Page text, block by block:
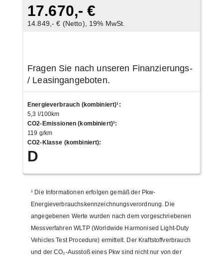
17.670,- €
14.849,- € (Netto), 19% MwSt.
Fragen Sie nach unseren Finanzierungs-
/ Leasingangeboten.
Energieverbrauch (kombiniert)¹:
5,3 l/100km
CO2-Emissionen (kombiniert)¹:
119 g/km
CO2-Klasse (kombiniert):
D
¹ Die Informationen erfolgen gemäß der Pkw-
Energieverbrauchskennzeichnungsverordnung. Die
angegebenen Werte wurden nach dem vorgeschriebenen
Messverfahren WLTP (Worldwide Harmonised Light-Duty
Vehicles Test Procedure) ermittelt. Der Kraftstoffverbrauch
und der CO₂-Ausstoß eines Pkw sind nicht nur von der